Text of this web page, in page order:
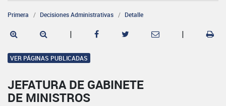
Primera Decisiones Administrativas Detalle
| |
VER PÁGINAS PUBLICADAS
JEFATURA DE GABINETE
DE MINISTROS